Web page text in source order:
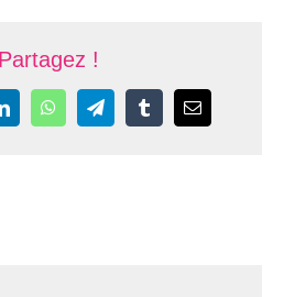
Partagez !
LinkedInWhatsAppTelegramTumblrEmail